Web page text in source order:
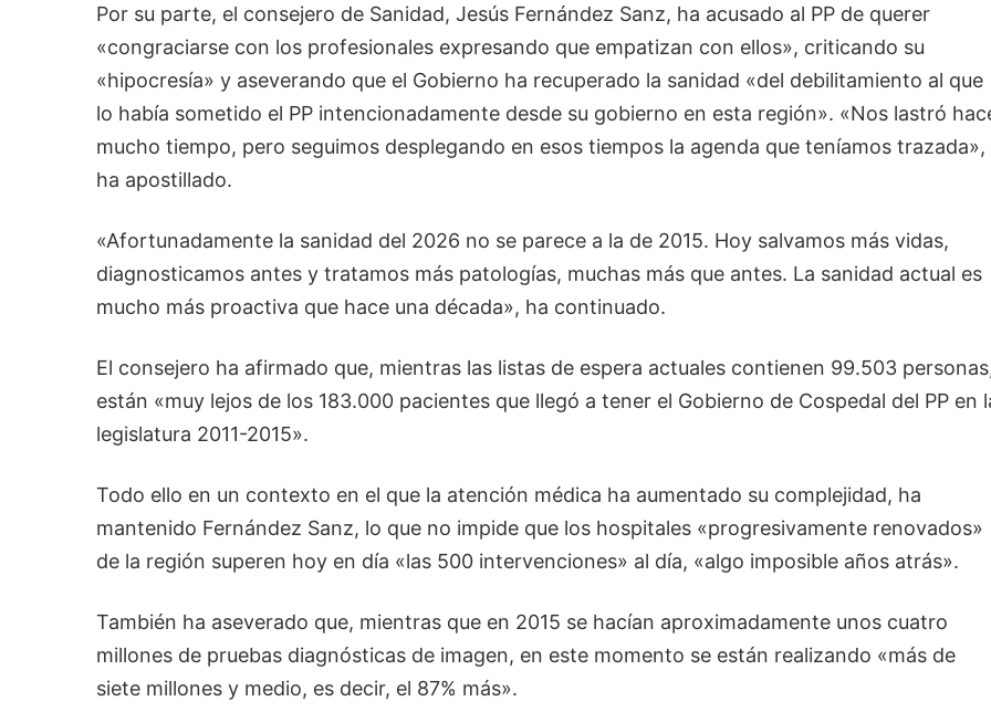
Por su parte, el consejero de Sanidad, Jesús Fernández Sanz, ha acusado al PP de querer
«congraciarse con los profesionales expresando que empatizan con ellos», criticando su
«hipocresía» y aseverando que el Gobierno ha recuperado la sanidad «del debilitamiento al que
lo había sometido el PP intencionadamente desde su gobierno en esta región». «Nos lastró
mucho tiempo, pero seguimos desplegando en esos tiempos la agenda que teníamos trazada»,
ha apostillado.
«Afortunadamente la sanidad del 2026 no se parece a la de 2015. Hoy salvamos más vidas,
diagnosticamos antes y tratamos más patologías, muchas más que antes. La sanidad actual es
mucho más proactiva que hace una década», ha continuado.
El consejero ha afirmado que, mientras las listas de espera actuales contienen 99.503
están «muy lejos de los 183.000 pacientes que llegó a tener el Gobierno de Cospedal del PP en
legislatura 2011-2015».
Todo ello en un contexto en el que la atención médica ha aumentado su complejidad, ha
mantenido Fernández Sanz, lo que no impide que los hospitales «progresivamente renovados»
de la región superen hoy en día «las 500 intervenciones» al día, «algo imposible años atrás».
También ha aseverado que, mientras que en 2015 se hacían aproximadamente unos cuatro
millones de pruebas diagnósticas de imagen, en este momento se están realizando «más de
siete millones y medio, es decir, el 87% más».